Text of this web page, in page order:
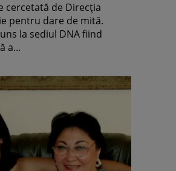
cercetată de Direcţia
pentru dare de mită.
la sediul DNA fiind
a...